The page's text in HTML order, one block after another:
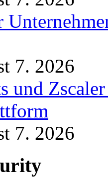
7. 2026
und
7. 2026